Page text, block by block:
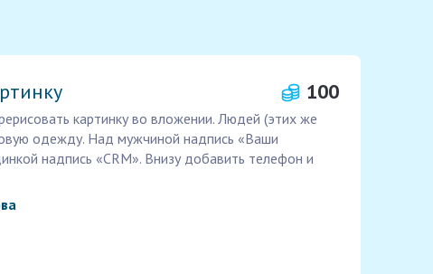
100
картинку во вложении. Людей (этих же
одежду. Над мужчиной надпись «Ваши
надпись «CRM». Внизу добавить телефон и